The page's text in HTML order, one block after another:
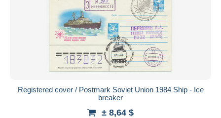
Registered cover / Postmark Soviet Union 1984 Ship - Ice
breaker
± 8,64 $